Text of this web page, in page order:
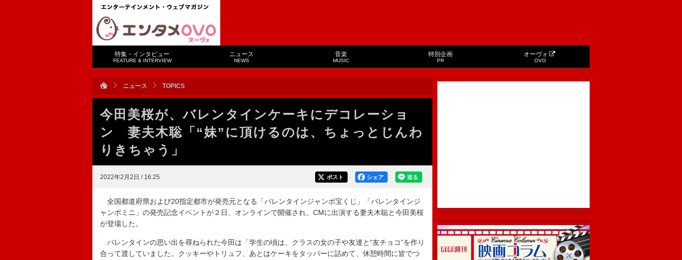
特集・インタビュー
FEATURE & INTERVIEW
ニュース
NEWS
音楽
MUSIC
特別企画
PR
オーヴォ
OVO
ニュース TOPICS
今田美桜が、バレンタインケーキにデコレーショ
ン 妻夫木聡「“妹”に頂けるのは、ちょっとじんわ
りきちゃう」
2022年2月2日 / 16:25 送る
シェア
ポスト
全国都道府県および20指定都市が発売元となる「バレンタインジャンボ宝くじ」「バレンタインジ
ャンボミニ」の発売記念イベントが２日、オンラインで開催され、CMに出演する妻夫木聡と今田美桜
が登場した。
バレンタインの思い出を尋ねられた今田は「学生の頃は、クラスの女の子や友達と“友チョコ”を作り
合って渡していました。クッキーやトリュフ、あとはケーキをタッパーに詰めて、休憩時間に皆でつ